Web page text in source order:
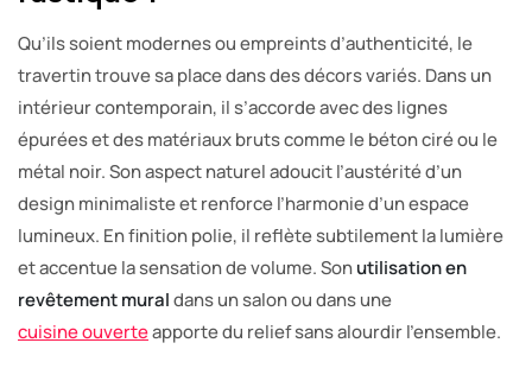
Qu’ils soient modernes ou empreints d’authenticité, le
travertin trouve sa place dans des décors variés. Dans un
intérieur contemporain, il s’accorde avec des lignes
épurées et des matériaux bruts comme le béton ciré ou le
métal noir. Son aspect naturel adoucit l’austérité d’un
design minimaliste et renforce l’harmonie d’un espace
lumineux. En finition polie, il reflète subtilement la lumière
et accentue la sensation de volume. Sonutilisation en
revêtement muraldans un salon ou dans une
cuisine ouverteapporte du relief sans alourdir l’ensemble.